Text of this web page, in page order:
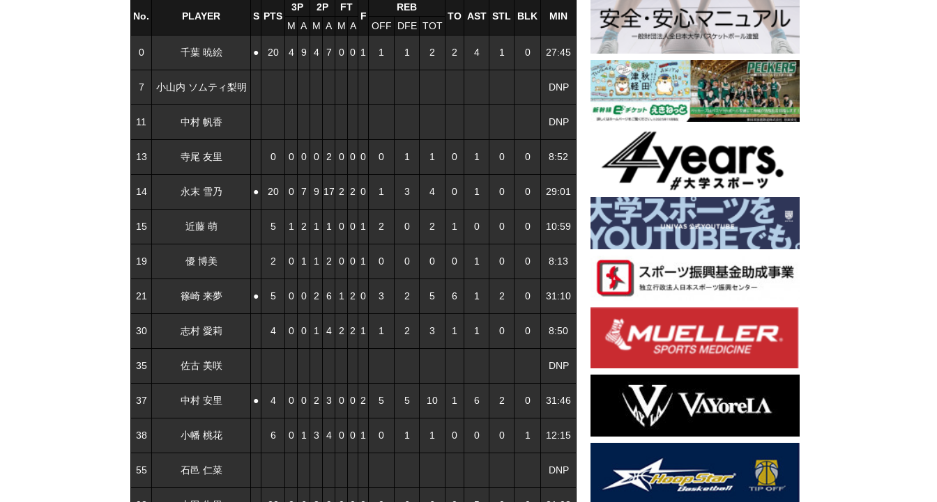
No. PLAYER S PTS
3P 2P
FT
F
REB
TO AST STL BLK
MIN
M A M A M A OFF DFE TOT
0 千葉 暁絵 ● 20 4 9 4 7 0 0 1 1 1 2 2 4 1 0 27:45
7 小山内 ソムティ梨明 DNP
11 中村 帆香 DNP
13 寺尾 友里 0 0 0 0 2 0 0 0 0 1 1 0 1 0 0 8:52
14 永末 雪乃 ● 20 0 7 9 17 2 2 0 1 3 4 0 1 0 0 29:01
15 近藤 萌 5 1 2 1 1 0 0 1 2 0 2 1 0 0 0 10:59
19 優 博美 2 0 1 1 2 0 0 1 0 0 0 0 1 0 0 8:13
21 篠崎 来夢 ● 5 0 0 2 6 1 2 0 3 2 5 6 1 2 0 31:10
30 志村 愛莉 4 0 0 1 4 2 2 1 1 2 3 1 1 0 0 8:50
35 佐古 美咲 DNP
37 中村 安里 ● 4 0 0 2 3 0 0 2 5 5 10 1 6 2 0 31:46
38 小幡 桃花 6 0 1 3 4 0 0 1 0 1 1 0 0 0 1 12:15
55 石邑 仁菜 DNP